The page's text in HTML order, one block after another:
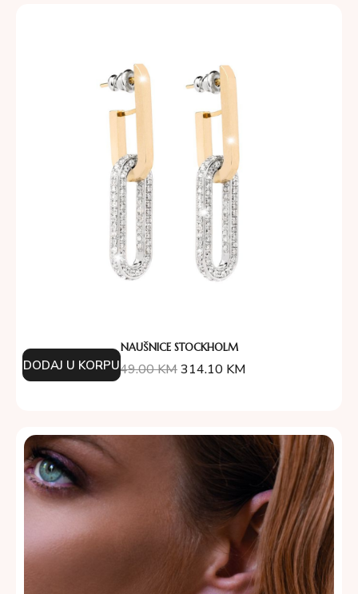
NAUŠNICE STOCKHOLM
349.00KM314.10 KM
DODAJ U KORPU